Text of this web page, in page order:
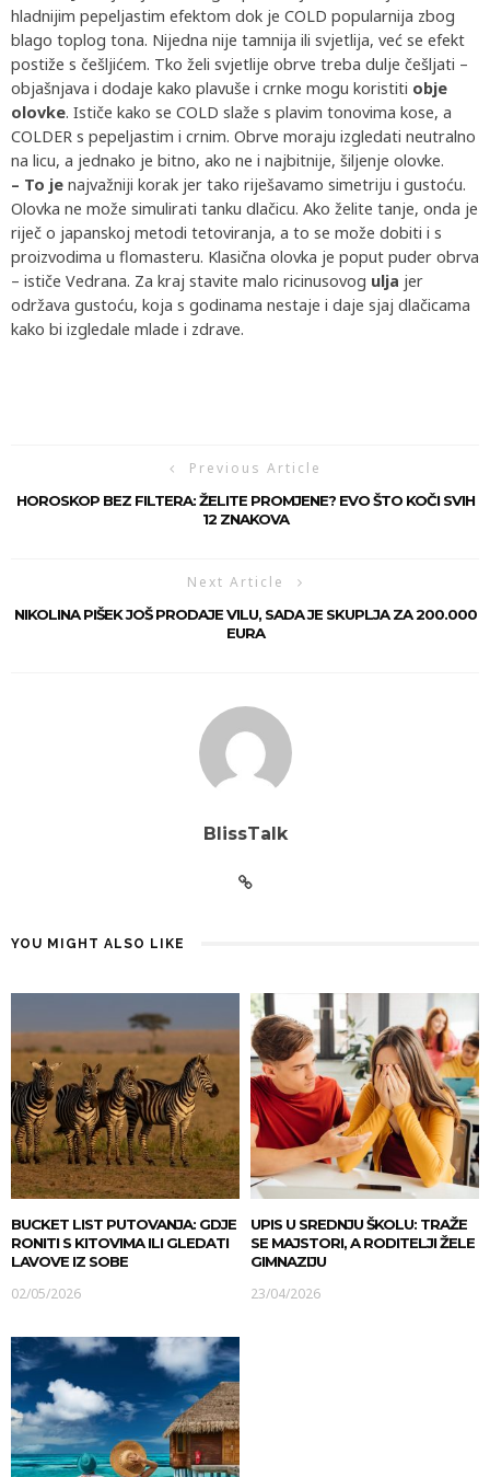
hladnijim pepeljastim efektom dok je COLD popularnija zbog
blago toplog tona. Nijedna nije tamnija ili svjetlija, već se efekt
postiže s češljićem. Tko želi svjetlije obrve treba dulje češljati –
objašnjava i dodaje kako plavuše i crnke mogu koristiti obje
olovke. Ističe kako se COLD slaže s plavim tonovima kose, a
COLDER s pepeljastim i crnim. Obrve moraju izgledati neutralno
na licu, a jednako je bitno, ako ne i najbitnije, šiljenje olovke.
– To je najvažniji korak jer tako riješavamo simetriju i gustoću.
Olovka ne može simulirati tanku dlačicu. Ako želite tanje, onda je
riječ o japanskoj metodi tetoviranja, a to se može dobiti i s
proizvodima u flomasteru. Klasična olovka je poput puder obrva
– ističe Vedrana. Za kraj stavite malo ricinusovog ulja jer
održava gustoću, koja s godinama nestaje i daje sjaj dlačicama
kako bi izgledale mlade i zdrave.
Previous Article
HOROSKOP BEZ FILTERA: ŽELITE PROMJENE? EVO ŠTO KOČI SVIH
12 ZNAKOVA
Next Article
NIKOLINA PIŠEK JOŠ PRODAJE VILU, SADA JE SKUPLJA ZA 200.000
EURA
BlissTalk
YOU MIGHT ALSO LIKE
BUCKET LIST PUTOVANJA: GDJE
RONITI S KITOVIMA ILI GLEDATI
LAVOVE IZ SOBE
02/05/2026
UPIS U SREDNJU ŠKOLU: TRAŽE
SE MAJSTORI, A RODITELJI ŽELE
GIMNAZIJU
23/04/2026